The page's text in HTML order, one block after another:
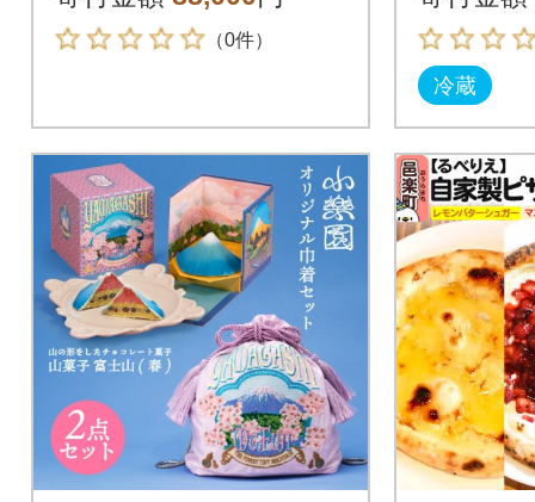
ャパン
（0件）
冷蔵